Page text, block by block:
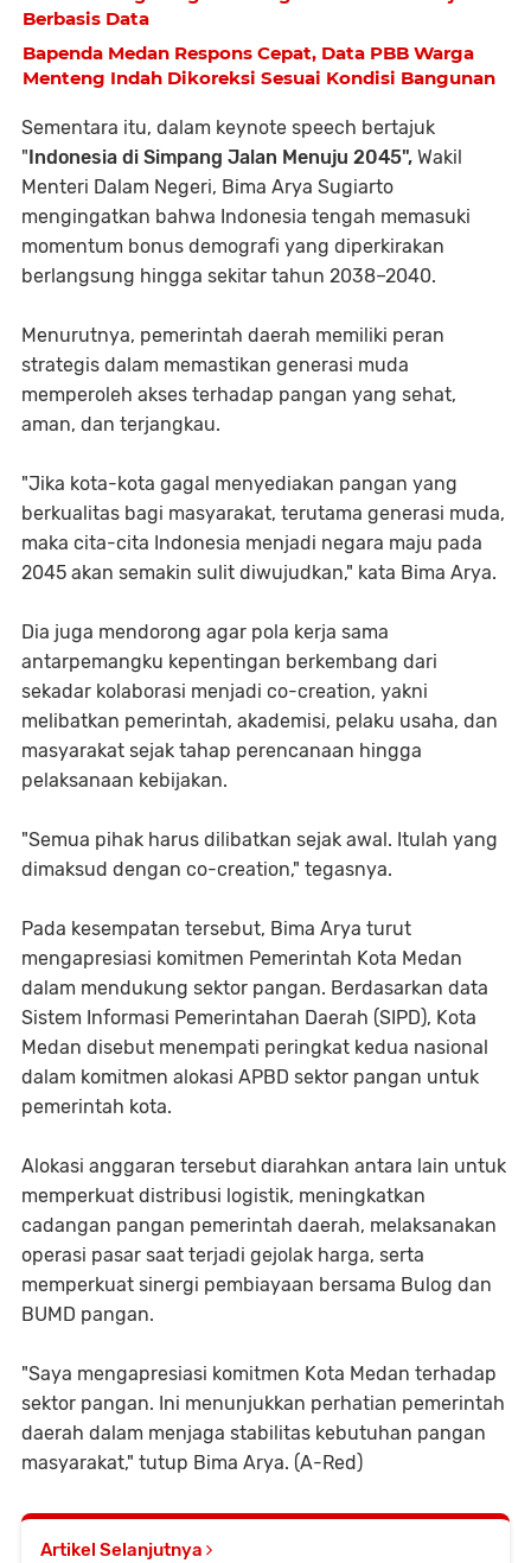
Berbasis Data
Bapenda Medan Respons Cepat, Data PBB Warga
Menteng Indah Dikoreksi Sesuai Kondisi Bangunan
Sementara itu, dalam keynote speech bertajuk
" Indonesia di Simpang Jalan Menuju 2045", Wakil
Menteri Dalam Negeri, Bima Arya Sugiarto
mengingatkan bahwa Indonesia tengah memasuki
momentum bonus demografi yang diperkirakan
berlangsung hingga sekitar tahun 2038–2040.
Menurutnya, pemerintah daerah memiliki peran
strategis dalam memastikan generasi muda
memperoleh akses terhadap pangan yang sehat,
aman, dan terjangkau.
"Jika kota-kota gagal menyediakan pangan yang
berkualitas bagi masyarakat, terutama generasi muda,
maka cita-cita Indonesia menjadi negara maju pada
2045 akan semakin sulit diwujudkan," kata Bima Arya.
Dia juga mendorong agar pola kerja sama
antarpemangku kepentingan berkembang dari
sekadar kolaborasi menjadi co-creation, yakni
melibatkan pemerintah, akademisi, pelaku usaha, dan
masyarakat sejak tahap perencanaan hingga
pelaksanaan kebijakan.
"Semua pihak harus dilibatkan sejak awal. Itulah yang
dimaksud dengan co-creation," tegasnya.
Pada kesempatan tersebut, Bima Arya turut
mengapresiasi komitmen Pemerintah Kota Medan
dalam mendukung sektor pangan. Berdasarkan data
Sistem Informasi Pemerintahan Daerah (SIPD), Kota
Medan disebut menempati peringkat kedua nasional
dalam komitmen alokasi APBD sektor pangan untuk
pemerintah kota.
Alokasi anggaran tersebut diarahkan antara lain untuk
memperkuat distribusi logistik, meningkatkan
cadangan pangan pemerintah daerah, melaksanakan
operasi pasar saat terjadi gejolak harga, serta
memperkuat sinergi pembiayaan bersama Bulog dan
BUMD pangan.
"Saya mengapresiasi komitmen Kota Medan terhadap
sektor pangan. Ini menunjukkan perhatian pemerintah
daerah dalam menjaga stabilitas kebutuhan pangan
masyarakat," tutup Bima Arya. (A-Red)
Artikel Selanjutnya